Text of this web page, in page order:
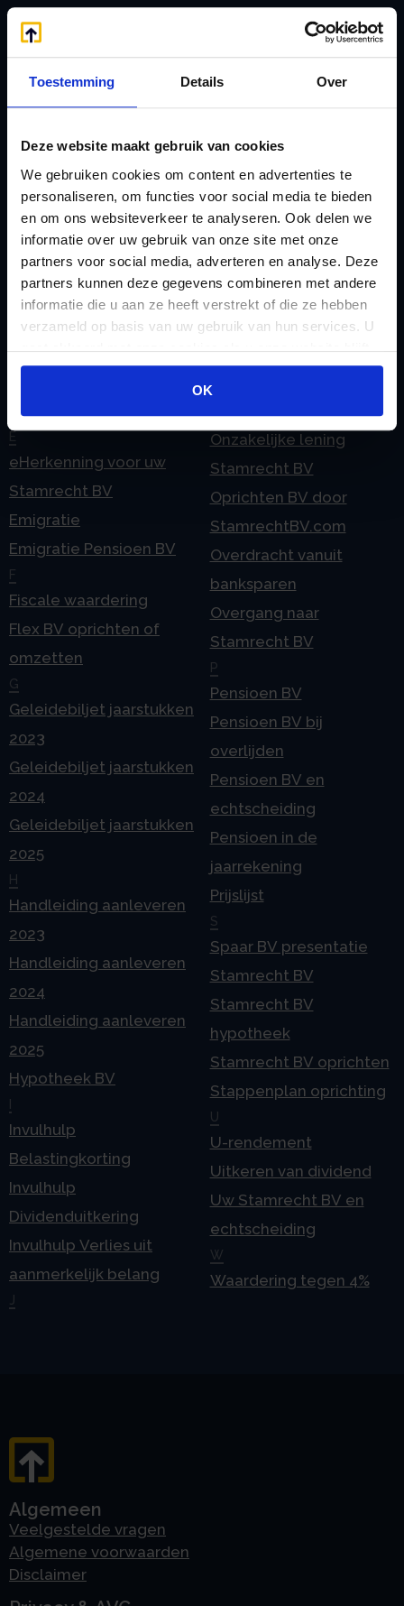
Toestemming Details Over
Deze website maakt gebruik van cookies
We gebruiken cookies om content en advertenties te
personaliseren, om functies voor social media te bieden
en om ons websiteverkeer te analyseren. Ook delen we
informatie over uw gebruik van onze site met onze
partners voor social media, adverteren en analyse. Deze
partners kunnen deze gegevens combineren met andere
informatie die u aan ze heeft verstrekt of die ze hebben
verzameld op basis van uw gebruik van hun services. U
gaat akkoord met onze cookies als u onze website blijft
gebruiken.
OK
Handige links
Afkoop Stamrecht
rekeningnummer
Checklist IB 2023 (PDF)
Checklist IB 2023 (Word)
Checklist IB 2024 (PDF)
Checklist IB 2024 (Word)
Checklist IB 2025 (PDF)
Contact
E
eHerkenning voor uw
Stamrecht BV
Emigratie
Emigratie Pensioen BV
F
Fiscale waardering
Flex BV oprichten of
omzetten
G
Geleidebiljet jaarstukken
2023
Geleidebiljet jaarstukken
2024
Geleidebiljet jaarstukken
2025
H
Handleiding aanleveren
2023
Handleiding aanleveren
2024
Handleiding aanleveren
2025
Hypotheek BV
Invulhulp
Belastingkorting
Invulhulp
Dividenduitkering
Invulhulp Verlies uit
aanmerkelijk belang
Jaarstukken opstellen
L
Loonadministratie
verzorgen
M
Mogelijkheden
Stamrecht BV
O
ODV BV
Ontbinden Stamrecht
Onzakelijke lening
Stamrecht BV
Oprichten BV door
StamrechtBV.com
Overdracht vanuit
banksparen
Overgang naar
Stamrecht BV
P
Pensioen BV
Pensioen BV bij
overlijden
Pensioen BV en
echtscheiding
Pensioen in de
jaarrekening
Prijslijst
S
Spaar BV presentatie
Stamrecht BV
Stamrecht BV
hypotheek
Stamrecht BV oprichten
Stappenplan oprichting
U
U-rendement
Uitkeren van dividend
Uw Stamrecht BV en
echtscheiding
W
Waardering tegen 4%
Algemeen
Veelgestelde vragen
Algemene voorwaarden
Disclaimer